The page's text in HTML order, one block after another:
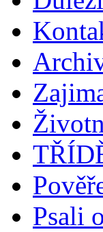
Psali